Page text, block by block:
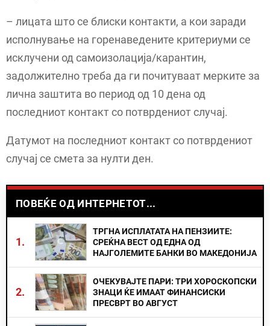
– лицата што се блиски контакти, а кои заради
исполнување на горенаведените критериуми се
исклучени од самоизолација/карантин,
задолжително треба да ги почитуваат мерките за
лична заштита во период од 10 дена од
последниот контакт со потврдениот случај.
Датумот на последниот контакт со потврдениот
случај се смета за нулти ден.
ПОВЕЌЕ ОД ИНТЕРНЕТОТ...
1.
ТРГНА ИСПЛАТАТА НА ПЕНЗИИТЕ:
СРЕЌНА ВЕСТ ОД ЕДНА ОД
НАЈГОЛЕМИТЕ БАНКИ ВО МАКЕДОНИЈА
2.
ОЧЕКУВАЈТЕ ПАРИ: ТРИ ХОРОСКОПСКИ
ЗНАЦИ ЌЕ ИМААТ ФИНАНСИСКИ
ПРЕСВРТ ВО АВГУСТ